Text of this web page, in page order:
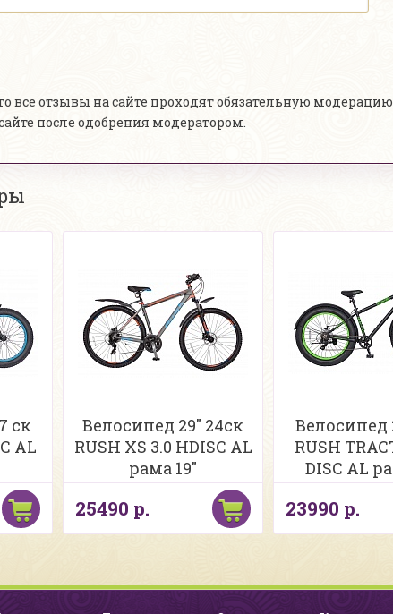
все отзывы на сайте проходят обязательную
после одобрения модератором.
ск
AL
Велосипед 29" 24ск
RUSH XS 3.0 HDISC AL
рама 19"
25490 р.
Велосипед
RUSH
DISC AL
23990 р.